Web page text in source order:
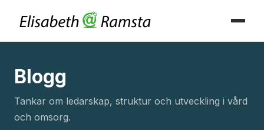
Blogg
Tankar om ledarskap, struktur och utveckling i vård
och omsorg.